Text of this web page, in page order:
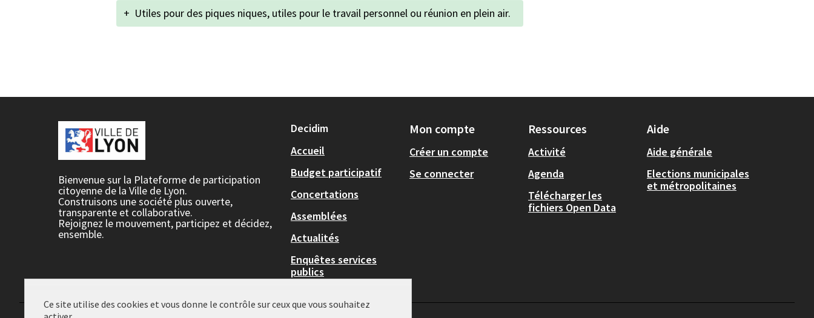
+ Utiles pour des piques niques, utiles pour le travail personnel ou réunion en plein air.
Bienvenue sur la Plateforme de participation
citoyenne de la Ville de Lyon.
Construisons une société plus ouverte,
transparente et collaborative.
Rejoignez le mouvement, participez et décidez,
ensemble.
Decidim
Accueil
Budget participatif
Concertations
Assemblées
Actualités
Enquêtes services
publics
Mon compte
Créer un compte
Se connecter
Ressources
Activité
Agenda
Télécharger les
fichiers Open Data
Aide
Aide générale
Elections municipales
et métropolitaines
Ce site utilise des cookies et vous donne le contrôle sur ceux que vous souhaitez